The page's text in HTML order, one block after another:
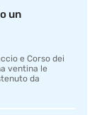
un
e Corso dei
ventina le
da